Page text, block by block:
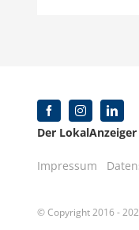
Der
Impressum
© Copyright 2016 -